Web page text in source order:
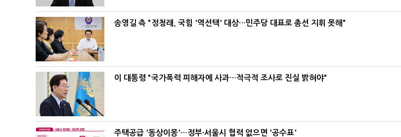
송영길 측 "정청래, 국힘 '역선택' 대상…민주당 대표로 총선 지휘 못해"
이 대통령 "국가폭력 피해자에 사과…적극적 조사로 진실 밝혀야"
주택공급 '동상이몽'…정부·서울시 협력 없으면 '공수표'